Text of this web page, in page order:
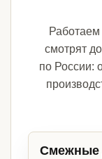
смотрят
по России:
Смежные